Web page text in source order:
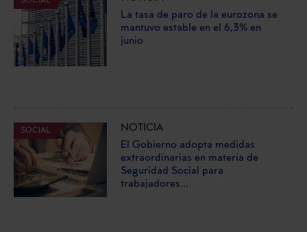
La tasa de paro de la eurozona se
mantuvo estable en el 6,3% en
junio
SOCIAL
NOTICIA
El Gobierno adopta medidas
extraordinarias en materia de
Seguridad Social para
trabajadores...